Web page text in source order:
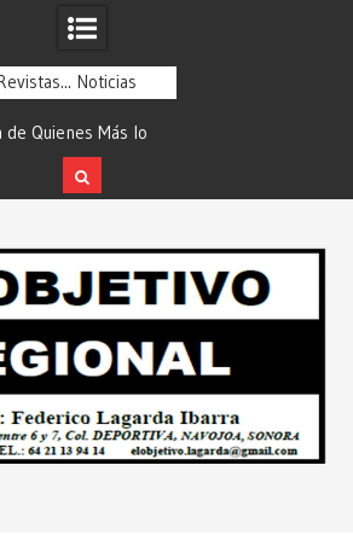
Noticias
de Quienes Más lo
Redacción “El
ATTITUDE de